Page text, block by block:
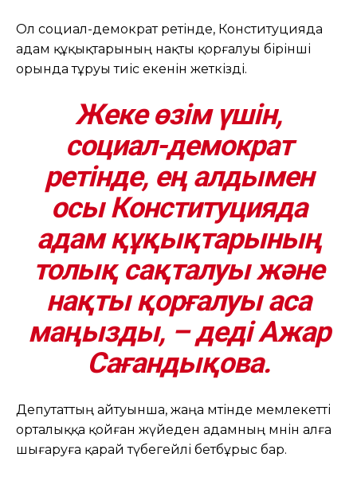
Ол социал-демократ ретінде, Конституцияда
адам құқықтарының нақты қорғалуы бірінші
орында тұруы тиіс екенін жеткізді.
Жеке өзім үшін,
социал-демократ
ретінде, ең алдымен
осы Конституцияда
адам құқықтарының
толық сақталуы және
нақты қорғалуы аса
маңызды, – деді Ажар
Сағандықова.
Депутаттың айтуынша, жаңа мәтінде мемлекетті
орталыққа қойған жүйеден адамның мәнін алға
шығаруға қарай түбегейлі бетбұрыс бар.